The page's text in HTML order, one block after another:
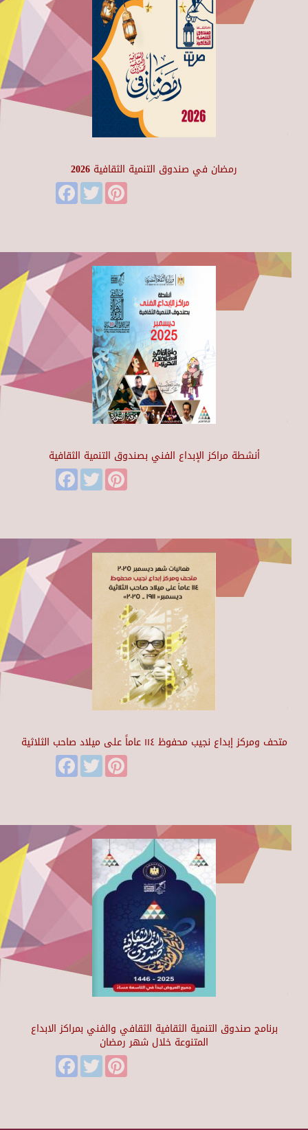
رمضان في صندوق التنمية الثقافية 2026
FacebookTwitter
أنشطة مراكز الإبداع الفني بصندوق التنمية الثقافية
FacebookTwitter
متحف ومركز إبداع نجيب محفوظ ١١٤ عاماً على ميلاد صاحب الثلاثية
FacebookTwitter
برنامج صندوق التنمية الثقافية الثقافي والفني بمراكز الابداع
المتنوعة خلال شهر رمضان
FacebookTwitter